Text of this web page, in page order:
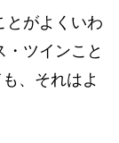
とがよくいわ
ツインこと
、それはよ